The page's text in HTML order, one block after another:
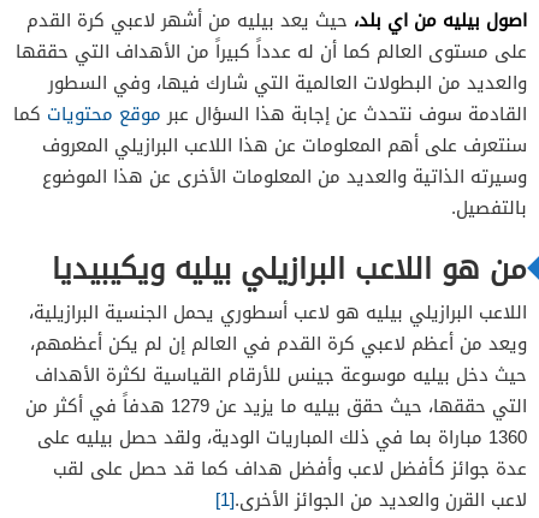
اصول بيليه من اي بلد، حيث يعد بيليه من أشهر لاعبي كرة القدم
على مستوى العالم كما أن له عدداً كبيراً من الأهداف التي حققها
والعديد من البطولات العالمية التي شارك فيها، وفي السطور
القادمة سوف نتحدث عن إجابة هذا السؤال عبرموقع محتويات كما
سنتعرف على أهم المعلومات عن هذا اللاعب البرازيلي المعروف
وسيرته الذاتية والعديد من المعلومات الأخرى عن هذا الموضوع
بالتفصيل.
من هو اللاعب البرازيلي بيليه ويكيبيديا
اللاعب البرازيلي بيليه هو لاعب أسطوري يحمل الجنسية البرازيلية،
ويعد من أعظم لاعبي كرة القدم في العالم إن لم يكن أعظمهم،
حيث دخل بيليه موسوعة جينس للأرقام القياسية لكثرة الأهداف
التي حققها، حيث حقق بيليه ما يزيد عن 1279 هدفاً في أكثر من
1360 مباراة بما في ذلك المباريات الودية، ولقد حصل بيليه على
عدة جوائز كأفضل لاعب وأفضل هداف كما قد حصل على لقب
لاعب القرن والعديد من الجوائز الأخرى.[1]